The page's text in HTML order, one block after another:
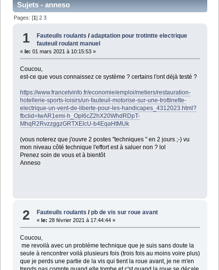
Sujets - anneso
Pages: [1]2 3
1 Fauteuils roulants /adaptation pour trotintte electrique
fauteuil roulant manuel
« le: 01 mars 2021 à 10:15:53 »
Coucou,
est-ce que vous connaissez ce système ? certains l'ont déjà testé ?
https://www.francetvinfo.fr/economie/emploi/metiers/restauration-
hotellerie-sports-loisirs/un-fauteuil-motorise-sur-une-trottinette-
electrique-un-vent-de-liberte-pour-les-handicapes_4312023.html?
fbclid=IwAR1emi-h_Opl6cZ2hX20WhdRDpT-
MhqR2RvzzggzGRTXElcU-b4EqaHtMUk
(vous noterez que j'ouvre 2 postes "techniques " en 2 jours ;-) vu
mon niveau côté technique l'effort est à saluer non ? lol
Prenez soin de vous et à bientôt
Anneso
2 Fauteuils roulants /pb de vis sur roue avant
« le: 28 février 2021 à 17:44:44 »
Coucou,
me revoilà avec un problème technique que je suis sans doute la
seule à rencontrer voilà plusieurs fois (trois fois au moins voire plus)
que je perds une partie de la vis qui tient la roue avant, je ne m'en